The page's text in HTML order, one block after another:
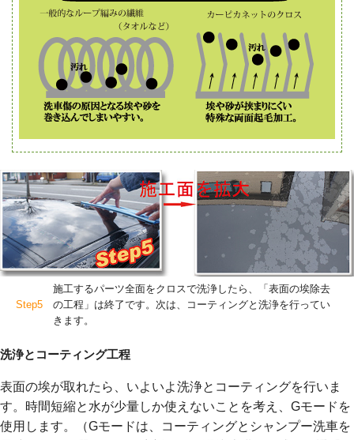
Step5
施工するパーツ全面をクロスで洗浄したら、「表面の埃除去
の工程」は終了です。次は、コーティングと洗浄を行ってい
きます。
洗浄とコーティング工程
表面の埃が取れたら、いよいよ洗浄とコーティングを行いま
す。時間短縮と水が少量しか使えないことを考え、Gモードを
使用します。（Gモードは、コーティングとシャンプー洗車を